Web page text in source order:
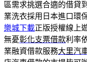
區需求挑選合適的借貸
業洗衣採用日本進口環
樂城下載正版授權線上
無憂彰化支票借款利率
業融資借款服務大里汽